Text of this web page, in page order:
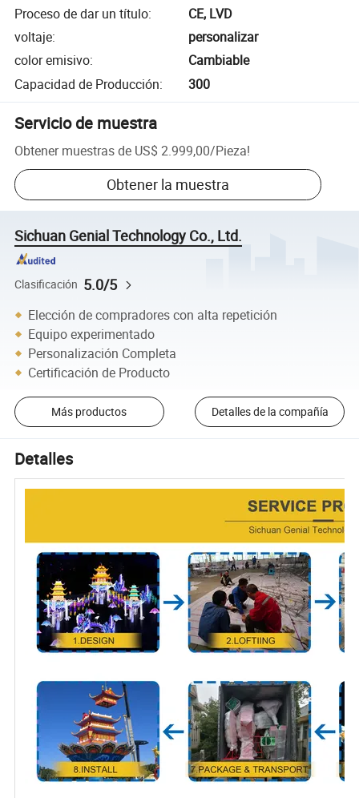
Proceso de dar un título:
CE, LVD
voltaje:
personalizar
color emisivo:
Cambiable
Capacidad de Producción: 300
Servicio de muestra
Obtener muestras de US$ 2.999,00/Pieza!
Obtener la muestra
Sichuan Genial Technology Co., Ltd.
Clasificación 5.0/5
Elección de compradores con alta repetición
Equipo experimentado
Personalización Completa
Certificación de Producto
Más productos Detalles de la compañía
Detalles